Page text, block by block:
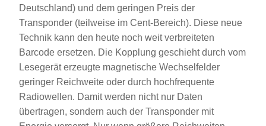
Deutschland) und dem geringen Preis der
Transponder (teilweise im Cent-Bereich). Diese neue
Technik kann den heute noch weit verbreiteten
Barcode ersetzen. Die Kopplung geschieht durch vom
Lesegerät erzeugte magnetische Wechselfelder
geringer Reichweite oder durch hochfrequente
Radiowellen. Damit werden nicht nur Daten
übertragen, sondern auch der Transponder mit